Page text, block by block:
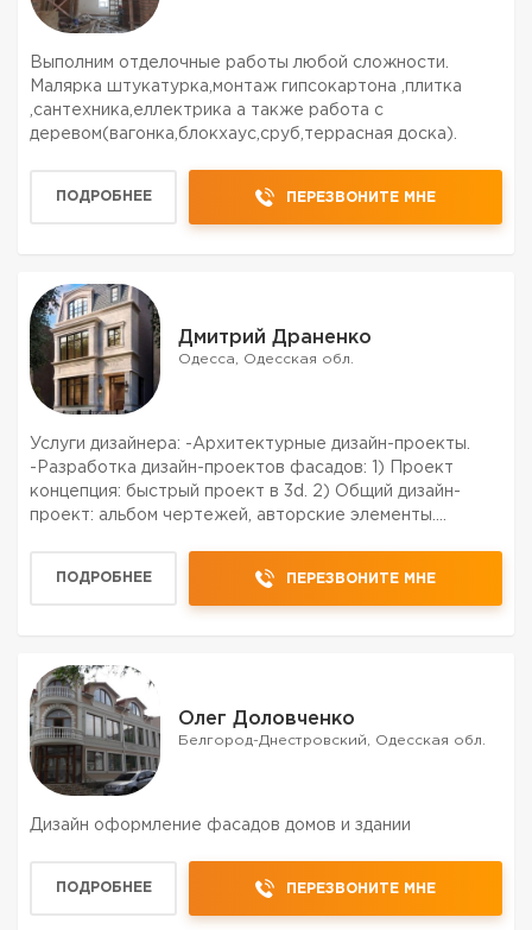
Выполним отделочные работы любой сложности.
Малярка штукатурка,монтаж гипсокартона ,плитка
,сантехника,еллектрика а также работа с
деревом(вагонка,блокхаус,сруб,террасная доска).
ПОДРОБНЕЕ ПЕРЕЗВОНИТЕ МНЕ
Дмитрий Драненко
Одесса, Одесская обл.
Услуги дизайнера: -Архитектурные дизайн-проекты.
-Разработка дизайн-проектов фасадов: 1) Проект
концепция: быстрый проект в 3d. 2) Общий дизайн-
проект: альбом чертежей, авторские элементы.
качества. От неболь...
ПОДРОБНЕЕ ПЕРЕЗВОНИТЕ МНЕ
Олег Доловченко
Белгород-Днестровский, Одесская обл.
Дизайн оформление фасадов домов и здании
ПОДРОБНЕЕ ПЕРЕЗВОНИТЕ МНЕ